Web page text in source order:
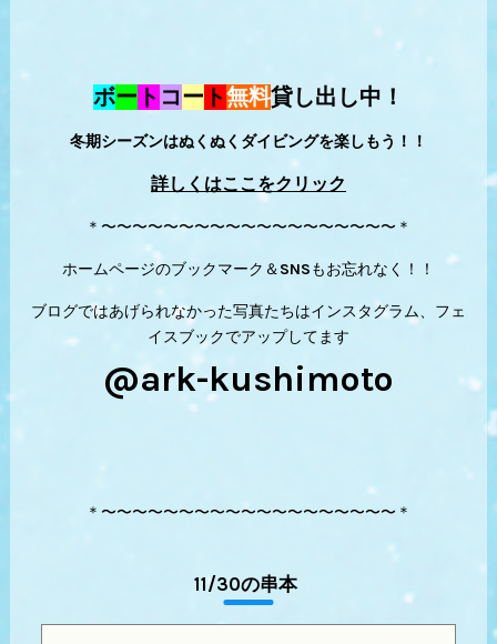
ボー ト コー ト無料貸し出し中！
冬期シーズンはぬくぬくダイビングを楽しもう！！
詳しくはここをクリック
＊〜〜〜〜〜〜〜〜〜〜〜〜〜〜〜〜〜〜〜＊
ホームページのブックマーク＆SNSもお忘れなく！！
ブログではあげられなかった写真たちはインスタグラム、フェ
イスブックでアップしてます
@ark-kushimoto
＊〜〜〜〜〜〜〜〜〜〜〜〜〜〜〜〜〜〜〜＊
11/30の串本